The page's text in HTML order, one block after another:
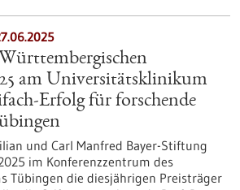
am Universitätsklinikum
Erfolg für forschende
und Carl Manfred Bayer-Stiftung
im Konferenzzentrum des
Tübingen die diesjährigen Preisträger